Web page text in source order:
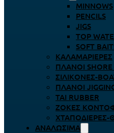
MINNOWS
PENCILS
JIGS
TOP
SOFT
ΚΑΛΑΜΑΡΙΈΡΕΣ
ΠΛΆΝΟΙ SHORE
ΣΙΛΙΚΌΝΕΣ-
ΠΛΆΝΟΙ
TAI RUBBER
ΖΌΚΕΣ
ΧΤΑΠΟΔΙΈΡΕΣ-
ΑΝΑΛΏΣΙΜΑ